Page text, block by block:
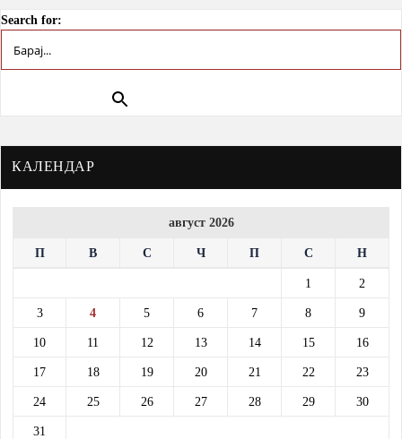
Search for:
КАЛЕНДАР
август 2026
П В С Ч П С Н
1 2
3 4 5 6 7 8 9
10 11 12 13 14 15 16
17 18 19 20 21 22 23
24 25 26 27 28 29 30
31